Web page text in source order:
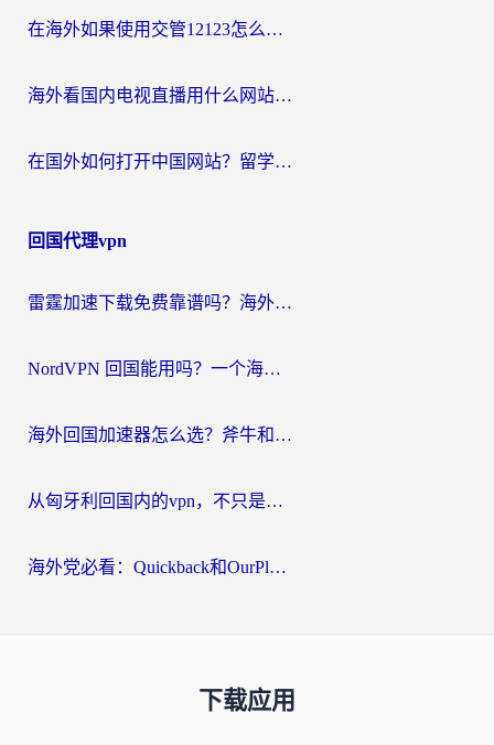
在海外如果使用交管12123怎么处理？留学生亲测有效的回国加速方案
海外看国内电视直播用什么网站比较好？一篇解决你所有追剧难题的实用指南
在国外如何打开中国网站？留学生与海外华人的无缝访问指南
回国代理vpn
雷霆加速下载免费靠谱吗？海外党选回国加速器的避坑指南（附热门工具对比）
NordVPN 回国能用吗？一个海外用户必须面对的真实困境
海外回国加速器怎么选？斧牛和海龟哪个好？一篇帮你避开坑的实用指南
从匈牙利回国内的vpn，不只是为了刷剧那么简单
海外党必看：Quickback和OurPlay好用吗？3分钟选对回国加速器，无缝刷剧玩游戏
下载应用